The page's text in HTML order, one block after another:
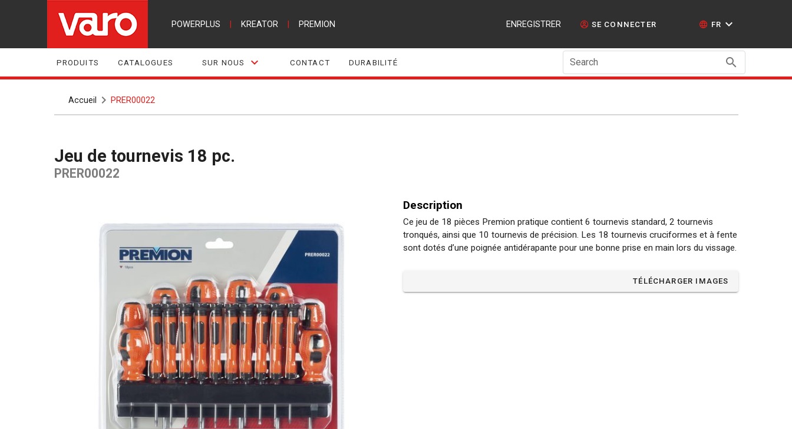
POWERPLUS KREATOR PREMION ENREGISTRER SE CONNECTER FR
PRODUITS CATALOGUES SUR NOUS CONTACT DURABILITÉ Search
Accueil PRER00022
Jeu de tournevis 18 pc.
PRER00022
Description
Ce jeu de 18 pièces Premion pratique contient 6 tournevis standard, 2 tournevis
tronqués, ainsi que 10 tournevis de précision. Les 18 tournevis cruciformes et à fente
sont dotés d’une poignée antidérapante pour une bonne prise en main lors du vissage.
TÉLÉCHARGER IMAGES